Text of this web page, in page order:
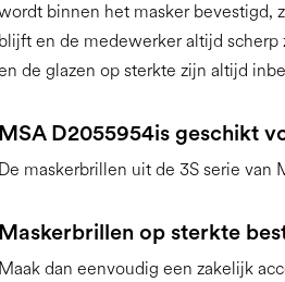
binnen het masker bevestigd,
blijft en de medewerker altijd
de glazen op sterkte zijn altijd
MSA D2055954is geschikt
De maskerbrillen uit de 3S serie van
Maskerbrillen op sterkte
Maak dan eenvoudig een zakelijk